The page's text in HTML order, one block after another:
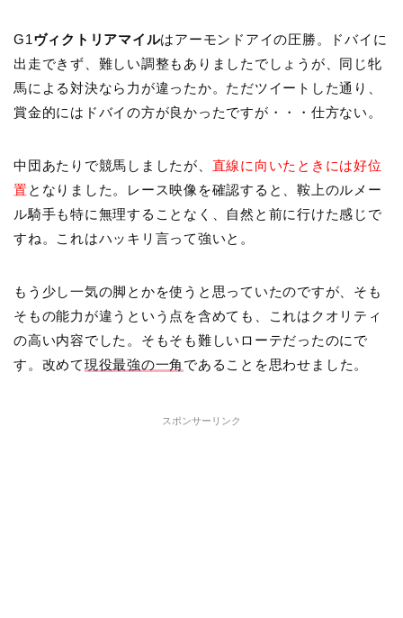
G1ヴィクトリアマイルはアーモンドアイの圧勝。ドバイに
出走できず、難しい調整もありましたでしょうが、同じ牝
馬による対決なら力が違ったか。ただツイートした通り、
賞金的にはドバイの方が良かったですが・・・仕方ない。
中団あたりで競馬しましたが、 直線に向いたときには好位
置となりました。レース映像を確認すると、鞍上のルメー
ル騎手も特に無理することなく、自然と前に行けた感じで
すね。これはハッキリ言って強いと。
もう少し一気の脚とかを使うと思っていたのですが、そも
そもの能力が違うという点を含めても、これはクオリティ
の高い内容でした。そもそも難しいローテだったのにで
す。改めて現役最強の一角 であることを思わせました。
スポンサーリンク